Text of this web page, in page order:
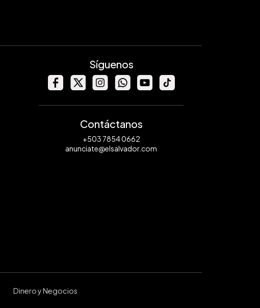
Síguenos
Contáctanos
+503 7854 0662
anunciate@elsalvador.com
Dinero y Negocios